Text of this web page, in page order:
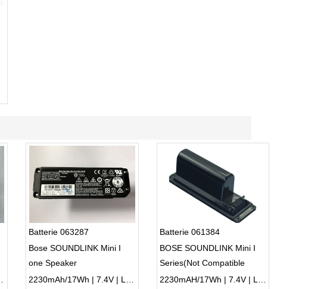
Batterie 063287
Bose SOUNDLINK Mini I
one Speaker
Batterie 061384
BOSE SOUNDLINK Mini I
Series(Not Compatible
063404)